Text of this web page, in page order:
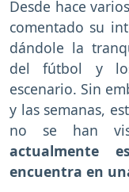
Desde hace
comentado su
dándole la
del fútbol y
escenario. Sin
y las semanas,
no se han
actualmente
encuentra en